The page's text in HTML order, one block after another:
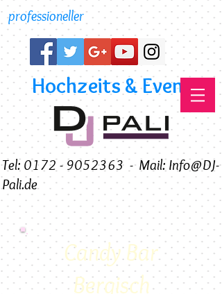
professioneller
Hochzeits & Event DJ
Tel: 0172 - 9052363 - Mail: Info@DJ-
Pali.de
Candy Bar
Bergisch